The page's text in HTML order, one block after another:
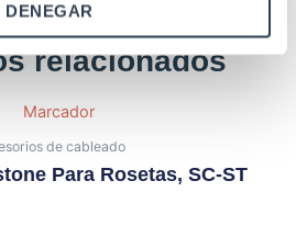
DENEGAR
relacionados
de cableado
Para Rosetas, SC-ST